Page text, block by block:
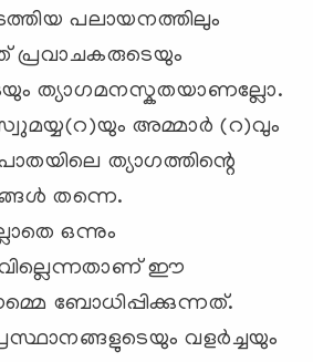
പലായനത്തിലും
പ്രവാചകരുടെയും
ത്യാഗമനസ്കതയാണല്ലോ.
അമ്മാര്‍ (റ)വും
ത്യാഗത്തിന്റെ
തന്നെ.
ഒന്നും
ഈ
ബോധിപ്പിക്കുന്നത്.
വളര്‍ച്ചയും